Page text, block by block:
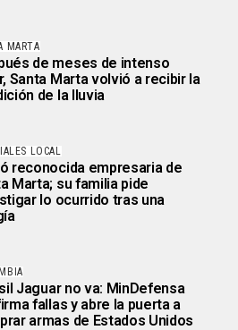
MARTA
de meses de intenso
Santa Marta volvió a recibir la
de la lluvia
LOCAL
reconocida empresaria de
Marta; su familia pide
lo ocurrido tras una
Jaguar no va: MinDefensa
fallas y abre la puerta a
armas de Estados Unidos